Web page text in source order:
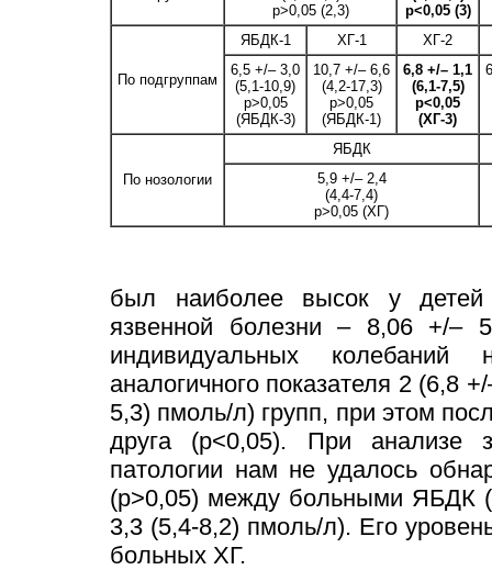
p>0,05 (2,3)
p<0,05 (3)
По подгруппам
ЯБДК-1 ХГ-1
ХГ-2
6,5 +/– 3,0
(5,1-10,9)
p>0,05
(ЯБДК-3)
10,7 +/– 6,6
(4,2-17,3)
p>0,05
(ЯБДК-1)
6,8 +/– 1,1
(6,1-7,5)
p<0,05
(ХГ-3)
По нозологии
ЯБДК
5,9 +/– 2,4
(4,4-7,4)
p>0,05 (ХГ)
был наиболее высок у детей
язвенной болезни – 8,06 +/–
индивидуальных колебаний
аналогичного показателя 2 (6,8
5,3) пмоль/л) групп, при этом
друга (р<0,05). При анализе
патологии нам не удалось
(р>0,05) между больными ЯБДК
3,3 (5,4-8,2) пмоль/л). Его
больных ХГ.